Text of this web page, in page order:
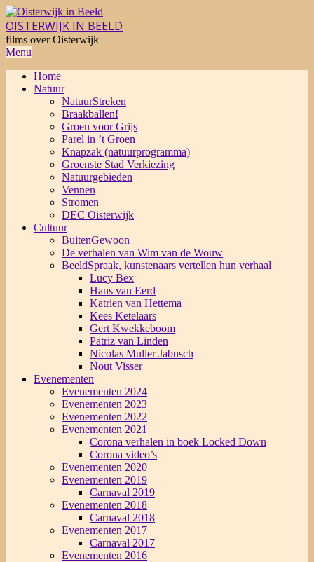
Skip
to
content
OISTERWIJK IN BEELD
films over Oisterwijk
Primary
Menu
Menu
Home
Natuur
NatuurStreken
Braakballen!
Groen voor Grijs
Parel in ’t Groen
Knapzak (natuurprogramma)
Groenste Stad Verkiezing
Natuurgebieden
Vennen
Stromen
DEC Oisterwijk
Cultuur
BuitenGewoon
De verhalen van Wim van de Wouw
BeeldSpraak, kunstenaars vertellen hun verhaal
Lucy Bex
Hans van Eerd
Katrien van Hettema
Kees Ketelaars
Gert Kwekkeboom
Patriz van Linden
Nicolas Muller Jabusch
Nout Visser
Evenementen
Evenementen 2024
Evenementen 2023
Evenementen 2022
Evenementen 2021
Corona verhalen in boek Locked Down
Corona video’s
Evenementen 2020
Evenementen 2019
Carnaval 2019
Evenementen 2018
Carnaval 2018
Evenementen 2017
Carnaval 2017
Evenementen 2016